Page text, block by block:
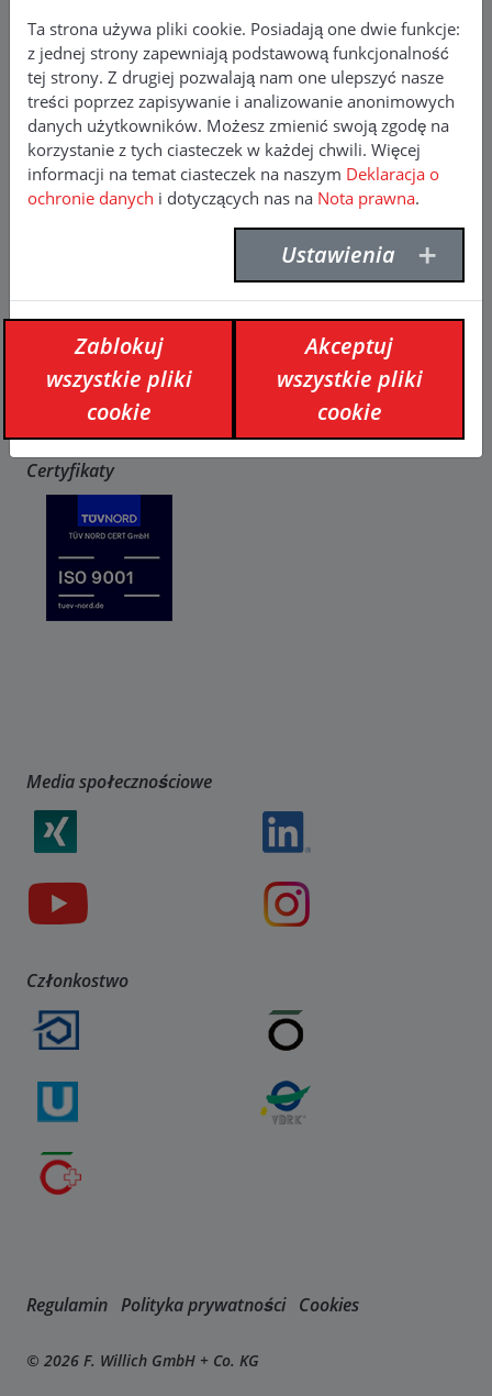
F. Willich GmbH + Co. KG
Planetenfeldstraße 120
44379 Dortmund
tel.: +49 (0)231
9640 0
faks: +49 (0)231 9640 232
info(at)f-willich.com
Media
Strony
Produkty
Obszary zastosowań
Referencje
Certyfikaty
Media społecznościowe
Członkostwo
Regulamin Polityka prywatności Cookies
© 2026 F. Willich GmbH + Co. KG
Ta strona używa pliki cookie. Posiadają one dwie funkcje:
z jednej strony zapewniają podstawową funkcjonalność
tej strony. Z drugiej pozwalają nam one ulepszyć nasze
treści poprzez zapisywanie i analizowanie anonimowych
danych użytkowników. Możesz zmienić swoją zgodę na
korzystanie z tych ciasteczek w każdej chwili. Więcej
informacji na temat ciasteczek na naszym Deklaracja o
ochronie danych i dotyczących nas na Nota prawna.
Ustawienia
Zablokuj
wszystkie pliki
cookie
Akceptuj
wszystkie pliki
cookie